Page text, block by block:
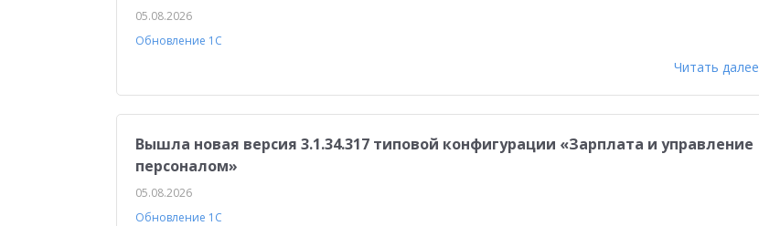
05.08.2026
Обновление 1С
Читать далее
Вышла новая версия 3.1.34.317 типовой конфигурации «Зарплата и управление
персоналом»
05.08.2026
Обновление 1С